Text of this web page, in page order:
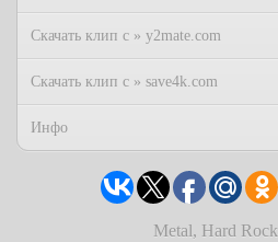
Скачать клип с » y2mate.com
Скачать клип с » save4k.com
Инфо
Metal, Hard Rock